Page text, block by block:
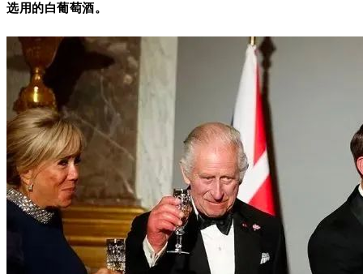
选用的白葡萄酒。